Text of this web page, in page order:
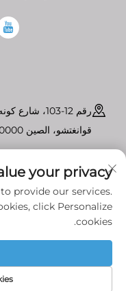
رقم 12-103،
قوانغتشو، الصين 510000
[email protected]
حقوق النشر © قوانغتشو
your privacy
provide our services.
click Personalize
cookies.